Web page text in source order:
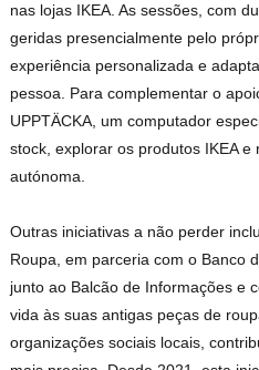
nas lojas IKEA. As sessões, com
geridas presencialmente pelo
experiência personalizada e
pessoa. Para complementar o
UPPTÄCKA, um computador
stock, explorar os produtos IKEA
autónoma.
Outras iniciativas a não perder
Roupa, em parceria com o Banco
junto ao Balcão de Informações e
vida às suas antigas peças de
organizações sociais locais,